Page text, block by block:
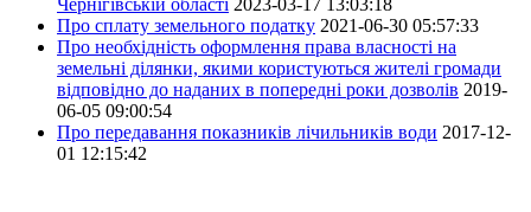
Про сплату земельного податку 2021-06-30 05:57:33
Про необхідність оформлення права власності на
земельні ділянки, якими користуються жителі громади
відповідно до наданих в попередні роки дозволів 2019-
06-05 09:00:54
Про передавання показників лічильників води 2017-12-
01 12:15:42